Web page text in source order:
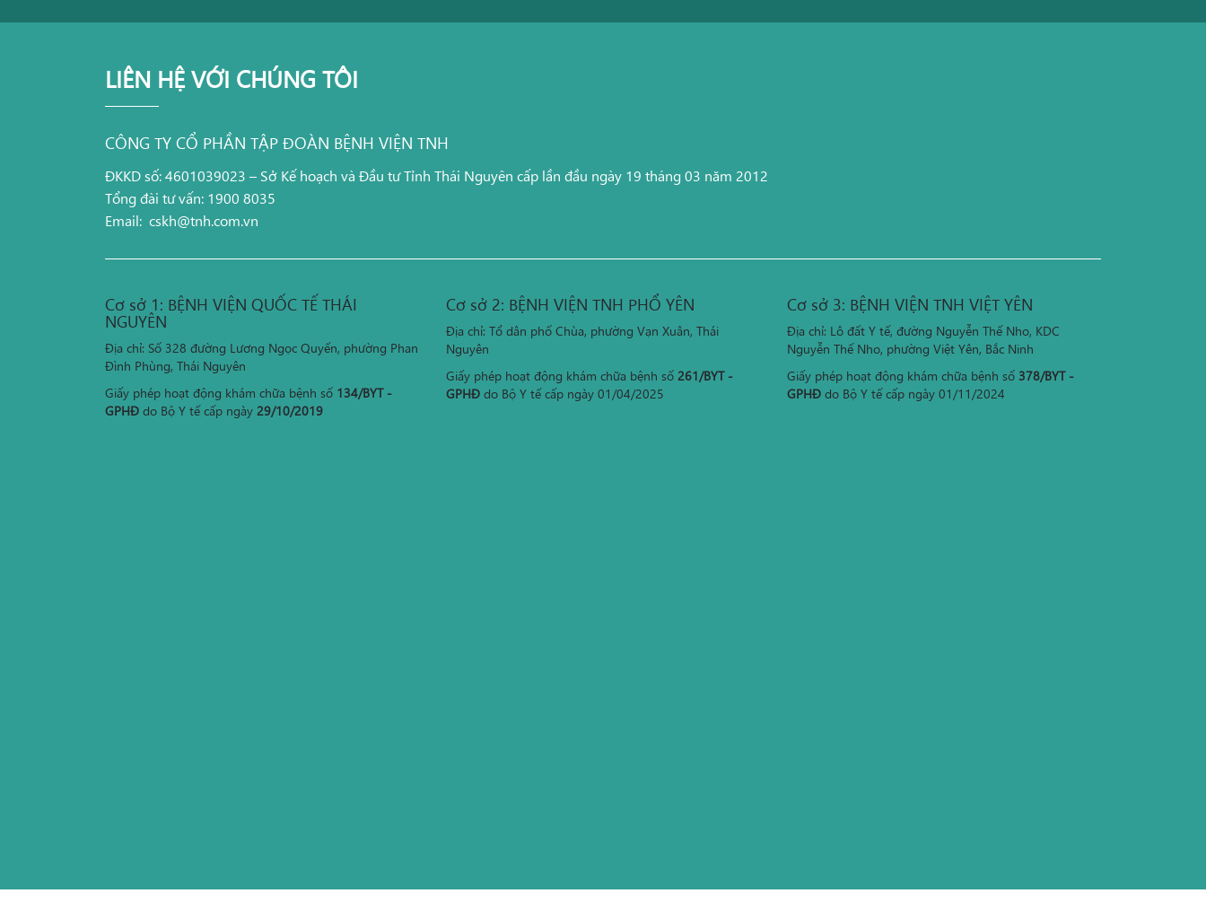
LIÊN HỆ VỚI CHÚNG TÔI
CÔNG TY CỔ PHẦN TẬP ĐOÀN BỆNH VIỆN TNH
ĐKKD số: 4601039023 – Sở Kế hoạch và Đầu tư Tỉnh Thái Nguyên cấp lần đầu ngày 19 tháng 03 năm 2012
Tổng đài tư vấn: 1900 8035
Email: cskh@tnh.com.vn
Cơ sở 1: BỆNH VIỆN QUỐC TẾ THÁI
NGUYÊN
Địa chỉ: Số 328 đường Lương Ngọc Quyến, phường Phan
Đình Phùng, Thái Nguyên
Giấy phép hoạt động khám chữa bệnh số 134/BYT -
GPHĐ do Bộ Y tế cấp ngày 29/10/2019
Cơ sở 2: BỆNH VIỆN TNH PHỔ YÊN
Địa chỉ: Tổ dân phố Chùa, phường Vạn Xuân, Thái
Nguyên
Giấy phép hoạt động khám chữa bệnh số 261/BYT -
GPHĐ do Bộ Y tế cấp ngày 01/04/2025
Cơ sở 3: BỆNH VIỆN TNH VIỆT YÊN
Địa chỉ: Lô đất Y tế, đường Nguyễn Thế Nho, KDC
Nguyễn Thế Nho, phường Việt Yên, Bắc Ninh
Giấy phép hoạt động khám chữa bệnh số 378/BYT -
GPHĐ do Bộ Y tế cấp ngày 01/11/2024